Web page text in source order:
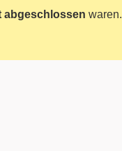
abgeschlossen waren.